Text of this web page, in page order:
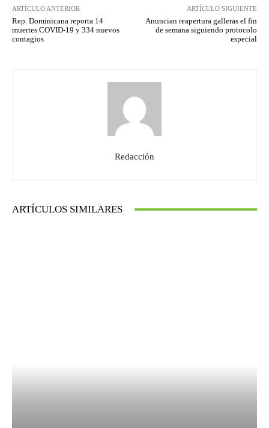
ARTÍCULO ANTERIOR
Rep. Dominicana reporta 14
muertes COVID-19 y 334 nuevos
contagios
ARTÍCULO SIGUIENTE
Anuncian reapertura galleras el fin
de semana siguiendo protocolo
especial
Redacción
ARTÍCULOS SIMILARES